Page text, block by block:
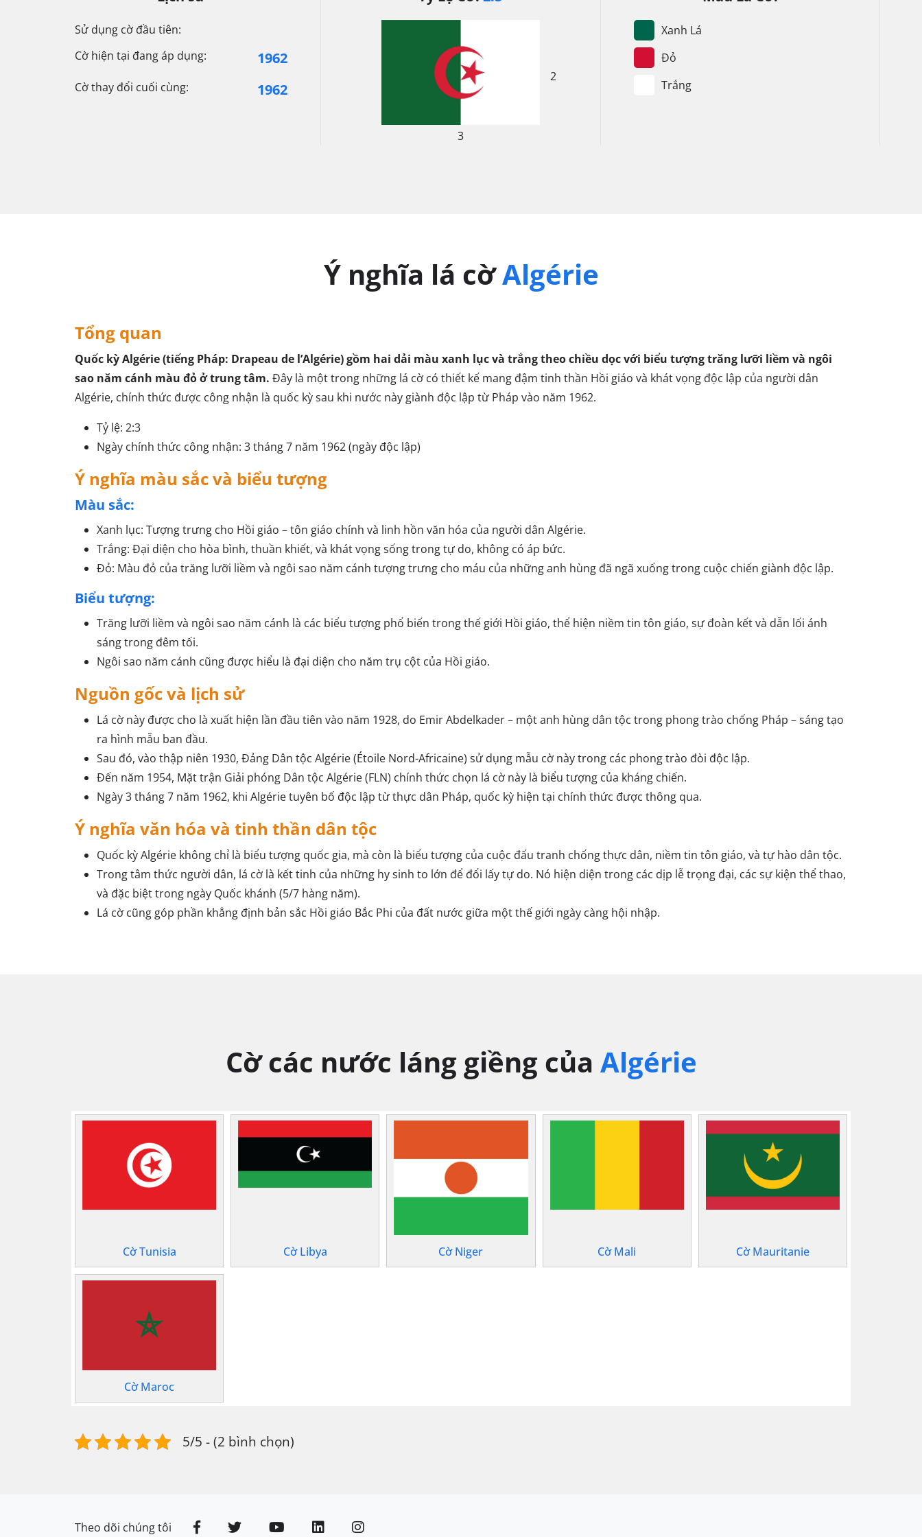
Sử dụng cờ đầu tiên:
Cờ hiện tại đang áp dụng:
1962
Cờ thay đổi cuối cùng: 1962
3
2
Xanh Lá
Đỏ
Trắng
Ý nghĩa lá cờAlgérie
Tổng quan
Quốc kỳ Algérie (tiếng Pháp: Drapeau de l’Algérie) gồm hai dải màu xanh lục và trắng theo chiều dọc với biểu tượng trăng lưỡi liềm và ngôi
sao năm cánh màu đỏ ở trung tâm. Đây là một trong những lá cờ có thiết kế mang đậm tinh thần Hồi giáo và khát vọng độc lập của người dân
Algérie, chính thức được công nhận là quốc kỳ sau khi nước này giành độc lập từ Pháp vào năm 1962.
Tỷ lệ: 2:3
Ngày chính thức công nhận: 3 tháng 7 năm 1962 (ngày độc lập)
Ý nghĩa màu sắc và biểu tượng
Màu sắc:
Xanh lục: Tượng trưng cho Hồi giáo – tôn giáo chính và linh hồn văn hóa của người dân Algérie.
Trắng: Đại diện cho hòa bình, thuần khiết, và khát vọng sống trong tự do, không có áp bức.
Đỏ: Màu đỏ của trăng lưỡi liềm và ngôi sao năm cánh tượng trưng cho máu của những anh hùng đã ngã xuống trong cuộc chiến giành độc lập.
Biểu tượng:
Trăng lưỡi liềm và ngôi sao năm cánh là các biểu tượng phổ biến trong thế giới Hồi giáo, thể hiện niềm tin tôn giáo, sự đoàn kết và dẫn lối ánh
sáng trong đêm tối.
Ngôi sao năm cánh cũng được hiểu là đại diện cho năm trụ cột của Hồi giáo.
Nguồn gốc và lịch sử
Lá cờ này được cho là xuất hiện lần đầu tiên vào năm 1928, do Emir Abdelkader – một anh hùng dân tộc trong phong trào chống Pháp – sáng tạo
ra hình mẫu ban đầu.
Sau đó, vào thập niên 1930, Đảng Dân tộc Algérie (Étoile Nord-Africaine) sử dụng mẫu cờ này trong các phong trào đòi độc lập.
Đến năm 1954, Mặt trận Giải phóng Dân tộc Algérie (FLN) chính thức chọn lá cờ này là biểu tượng của kháng chiến.
Ngày 3 tháng 7 năm 1962, khi Algérie tuyên bố độc lập từ thực dân Pháp, quốc kỳ hiện tại chính thức được thông qua.
Ý nghĩa văn hóa và tinh thần dân tộc
Quốc kỳ Algérie không chỉ là biểu tượng quốc gia, mà còn là biểu tượng của cuộc đấu tranh chống thực dân, niềm tin tôn giáo, và tự hào dân tộc.
Trong tâm thức người dân, lá cờ là kết tinh của những hy sinh to lớn để đổi lấy tự do. Nó hiện diện trong các dịp lễ trọng đại, các sự kiện thể thao,
và đặc biệt trong ngày Quốc khánh (5/7 hàng năm).
Lá cờ cũng góp phần khẳng định bản sắc Hồi giáo Bắc Phi của đất nước giữa một thế giới ngày càng hội nhập.
Cờ các nước láng giềng của Algérie
Cờ Tunisia Cờ Libya Cờ Niger Cờ Mali Cờ Mauritanie
Cờ Maroc
5/5 - (2 bình chọn)
Theo dõi chúng tôi